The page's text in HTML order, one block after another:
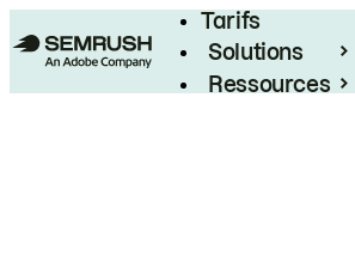
Tarifs
Solutions
Ressources